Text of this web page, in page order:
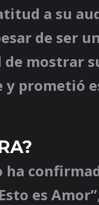
a su
de ser
mostrar
prometió
es